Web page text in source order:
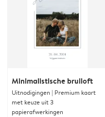
Minimalistische bruiloft
Uitnodigingen | Premium kaart
met keuze uit 3
papierafwerkingen